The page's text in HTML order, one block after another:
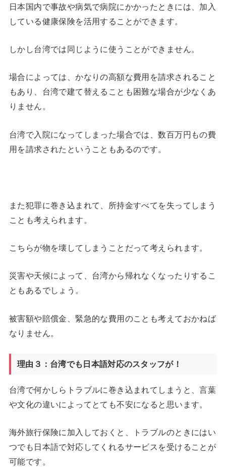
日本国内で事故や病気で病院にかかったときには、加入
している健康保険を活用することができます。
しかし台湾では同じように使うことができません。
場合によっては、かなりの高額な費用を請求されること
もあり、台湾で建て替えることも困難な場合が少なくあ
りません。
台湾で入院になってしまった場合では、数百万円もの費
用を請求されたということもあるのです。
また犯罪に巻き込まれて、所持金すべてを失ってしまう
ことも考えられます。
こちらが物を壊してしまうことだって考えられます。
災害や天候によって、台湾から帰れなくなったりするこ
ともあるでしょう。
被害額や賠償金、緊急的な費用のことも考えておかねば
なりません。
理由３：台湾でも日本語対応のスタッフが！
台湾で何かしらトラブルに巻き込まれてしまうと、言葉
や文化の違いによってとても不安になると思います。
海外旅行保険に加入しておくと、トラブルのときにはい
つでも日本語で対応してくれるサービスを受けることが
可能です。